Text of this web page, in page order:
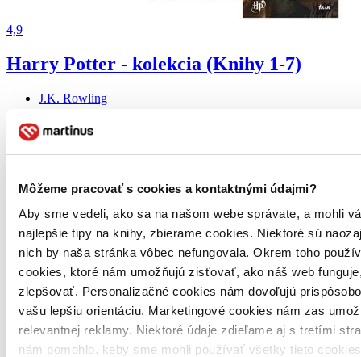
Môžeme pracovať s cookies a kontaktnými údajmi?
Aby sme vedeli, ako sa na našom webe správate, a mohli
najlepšie tipy na knihy, zbierame cookies. Niektoré sú
nich by naša stránka vôbec nefungovala. Okrem toho
cookies, ktoré nám umožňujú zisťovať, ako náš web
zlepšovať. Personalizačné cookies nám dovoľujú
vašu lepšiu orientáciu. Marketingové cookies nám zas
relevantnej reklamy. Niektoré údaje zdieľame aj s tretími
nám pomohlo, keby sme mohli používať všetky tieto
4,9
Harry Potter - kolekcia (Knihy 1-7)
J.K. Rowling
Ikar, 2015
Harry Potter - kolekcia (Knihy 1-7)
J.K. Rowling
Ikar, 2015
Kolekcia všetkých doteraz vydaných dielov obľúbených príbehov o
mladom čarodejníkovi v slovenčine s výraznou zľavou!
Vypredané
Ach, mrzí nás to, z tejto knihy sa už predali všetky výtlačky a
nemáme ju na sklade my ani vydavateľ :( Teoreticky však môžete
mať šťastie v niektorých iných obchodoch, ktoré ešte nepredali
posledné kusy.